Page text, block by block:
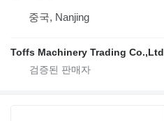
중국, Nanjing
Toffs Machinery Trading Co.,Ltd